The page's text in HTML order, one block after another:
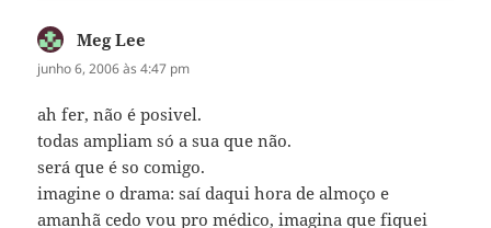
Meg Lee
junho 6, 2006 às 4:47 pm
ah fer, não é posivel.
todas ampliam só a sua que não.
será que é so comigo.
imagine o drama: saí daqui hora de almoço e
amanhã cedo vou pro médico, imagina que fiquei